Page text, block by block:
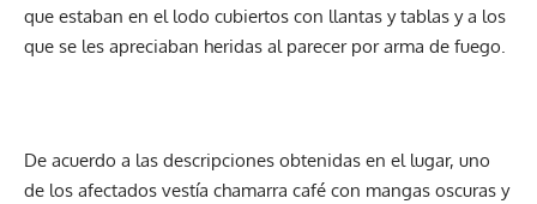
que estaban en el lodo cubiertos con llantas y tablas y a los
que se les apreciaban heridas al parecer por arma de fuego.
De acuerdo a las descripciones obtenidas en el lugar, uno
de los afectados vestía chamarra café con mangas oscuras y